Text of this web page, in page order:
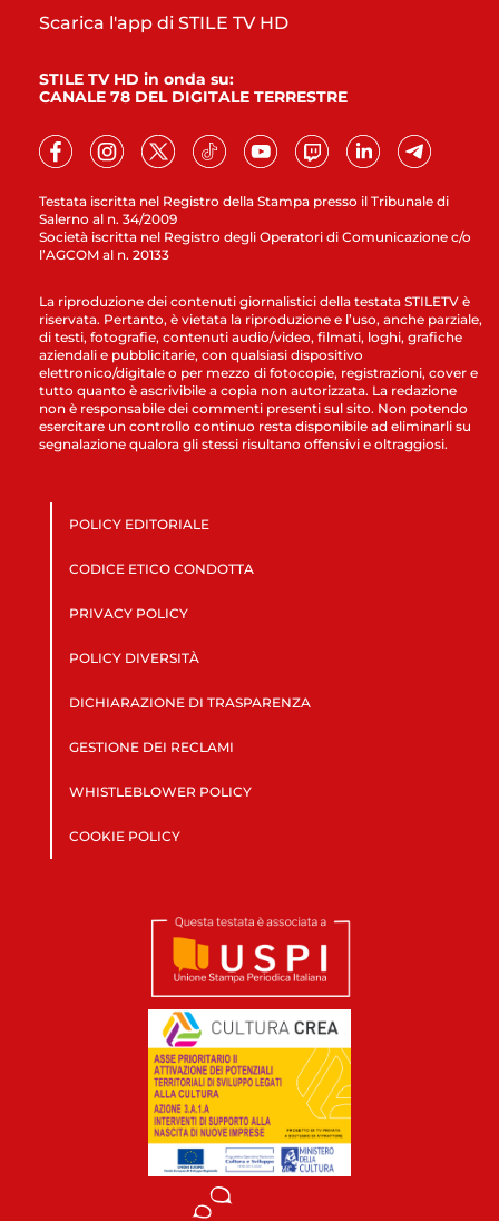
Testata iscritta nel Registro della Stampa presso il Tribunale di
Salerno al n. 34/2009
Società iscritta nel Registro degli Operatori di Comunicazione c/o
l’AGCOM al n. 20133
Scarica l'app di STILE TV HD
STILE TV HD in onda su:
CANALE 78 DEL DIGITALE TERRESTRE
La riproduzione dei contenuti giornalistici della testata STILETV è
riservata. Pertanto, è vietata la riproduzione e l’uso, anche parziale,
di testi, fotografie, contenuti audio/video, filmati, loghi, grafiche
aziendali e pubblicitarie, con qualsiasi dispositivo
elettronico/digitale o per mezzo di fotocopie, registrazioni, cover e
tutto quanto è ascrivibile a copia non autorizzata. La redazione
non è responsabile dei commenti presenti sul sito. Non potendo
esercitare un controllo continuo resta disponibile ad eliminarli su
segnalazione qualora gli stessi risultano offensivi e oltraggiosi.
POLICY EDITORIALE
CODICE ETICO CONDOTTA
PRIVACY POLICY
POLICY DIVERSITÀ
DICHIARAZIONE DI TRASPARENZA
GESTIONE DEI RECLAMI
WHISTLEBLOWER POLICY
COOKIE POLICY